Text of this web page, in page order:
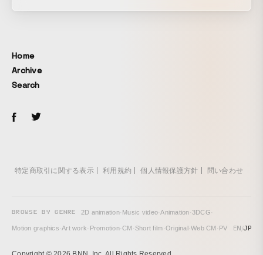
とで、様々なアニメーションやBGMと共にインタラクティブ
な演出が生成されて万華鏡のようにトンネル全体に映像が映
ジックビデオはInstagramでシェアできるように加工され、メ
Home
Archive
Search
特定商取引に関する表示 利用規約 個人情報保護方針 問い合わせ
BROWSE BY GENRE 2D animation· Music video·Animation·3DCG·
Motion graphics·Art work· Promotion·CM · Short film·Original ·Web CM · PV EN/JP